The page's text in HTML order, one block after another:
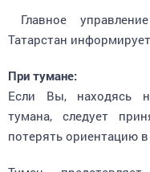
Татарстан информирует:
Если Вы, находясь
тумана, следует
потерять ориентацию